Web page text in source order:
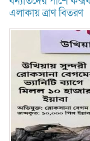
এলাকায় ত্রাণ বিতরণ